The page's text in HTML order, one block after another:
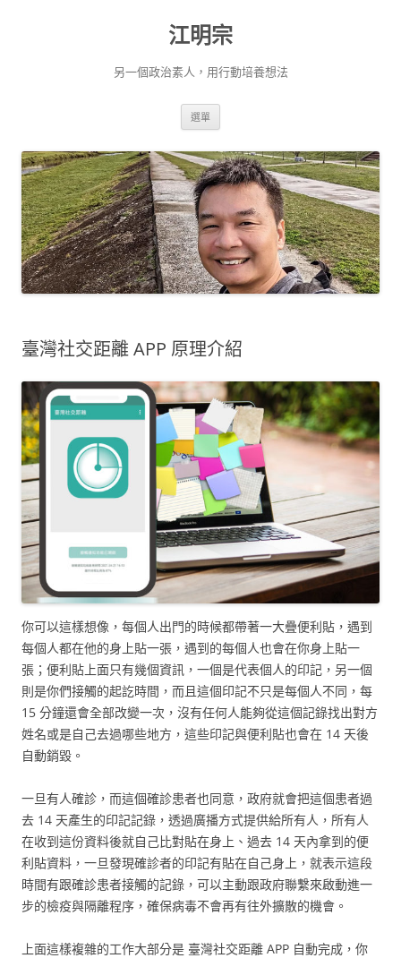
江明宗
另一個政治素人，用行動培養想法
選單
臺灣社交距離 APP 原理介紹
你可以這樣想像，每個人出門的時候都帶著一大疊便利貼，遇到
每個人都在他的身上貼一張，遇到的每個人也會在你身上貼一
張；便利貼上面只有幾個資訊，一個是代表個人的印記，另一個
則是你們接觸的起訖時間，而且這個印記不只是每個人不同，每
15 分鐘還會全部改變一次，沒有任何人能夠從這個記錄找出對方
姓名或是自己去過哪些地方，這些印記與便利貼也會在 14 天後
自動銷毀。
一旦有人確診，而這個確診患者也同意，政府就會把這個患者過
去 14 天產生的印記記錄，透過廣播方式提供給所有人，所有人
在收到這份資料後就自己比對貼在身上、過去 14 天內拿到的便
利貼資料，一旦發現確診者的印記有貼在自己身上，就表示這段
時間有跟確診患者接觸的記錄，可以主動跟政府聯繫來啟動進一
步的檢疫與隔離程序，確保病毒不會再有往外擴散的機會。
上面這樣複雜的工作大部分是 臺灣社交距離 APP 自動完成，你